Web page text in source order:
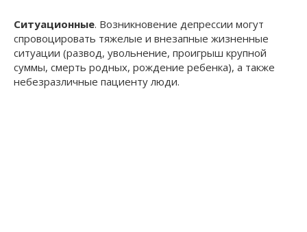
Ситуационные. Возникновение депрессии могут
спровоцировать тяжелые и внезапные жизненные
ситуации (развод, увольнение, проигрыш крупной
суммы, смерть родных, рождение ребенка), а также
небезразличные пациенту люди.